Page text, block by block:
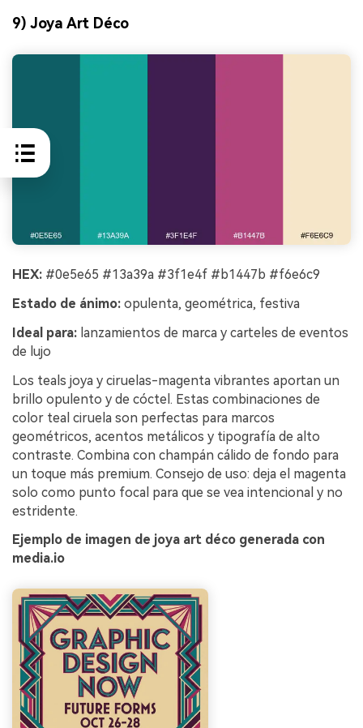
9) Joya Art Déco
HEX: #0e5e65 #13a39a #3f1e4f #b1447b #f6e6c9
Estado de ánimo: opulenta, geométrica, festiva
Ideal para: lanzamientos de marca y carteles de eventos
de lujo
Los teals joya y ciruelas-magenta vibrantes aportan un
brillo opulento y de cóctel. Estas combinaciones de
color teal ciruela son perfectas para marcos
geométricos, acentos metálicos y tipografía de alto
contraste. Combina con champán cálido de fondo para
un toque más premium. Consejo de uso: deja el magenta
solo como punto focal para que se vea intencional y no
estridente.
Ejemplo de imagen de joya art déco generada con
media.io